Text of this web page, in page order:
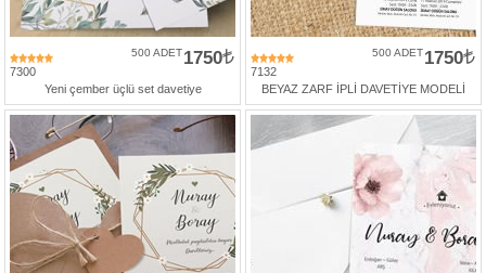
7300
1750
500 ADET
Yeni çember üçlü set davetiye
7132
1750
500 ADET
BEYAZ ZARF İPLİ DAVETİYE MODELİ